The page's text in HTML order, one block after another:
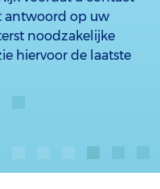
antwoord op uw
noodzakelijke
hiervoor de laatste